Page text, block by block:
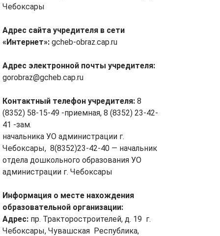
Чебоксары
Адрес сайта учредителя в сети
«Интернет»: gcheb-obraz.cap.ru
Адрес электронной почты учредителя:
gorobraz@gcheb.cap.ru
Контактный телефон учредителя: 8
(8352) 58-15-49 -приемная, 8 (8352) 23-42-
41 -зам.
начальника УО администрации г.
Чебоксары, 8(8352)23-42-40 — начальник
отдела дошкольного образования УО
администрации г. Чебоксары
Информация о месте нахождения
образовательной организации:
Адрес: пр. Тракторостроителей, д. 19 г.
Чебоксары, Чувашская Республика,